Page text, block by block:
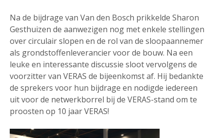
Na de bijdrage van Van den Bosch prikkelde Sharon
Gesthuizen de aanwezigen nog met enkele stellingen
over circulair slopen en de rol van de sloopaannemer
als grondstoffenleverancier voor de bouw. Na een
leuke en interessante discussie sloot vervolgens de
voorzitter van VERAS de bijeenkomst af. Hij bedankte
de sprekers voor hun bijdrage en nodigde iedereen
uit voor de netwerkborrel bij de VERAS-stand om te
proosten op 10 jaar VERAS!